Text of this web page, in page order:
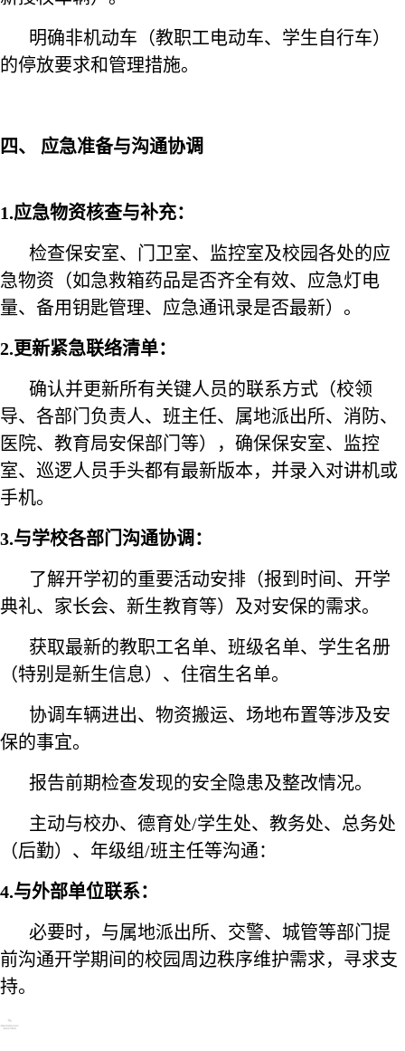
明确非机动车（教职工电动车、学生自行车）
的停放要求和管理措施。
四、 应急准备与沟通协调
1.应急物资核查与补充：
检查保安室、门卫室、监控室及校园各处的应
急物资（如急救箱药品是否齐全有效、应急灯电
量、备用钥匙管理、应急通讯录是否最新）。
2.更新紧急联络清单：
确认并更新所有关键人员的联系方式（校领
导、各部门负责人、班主任、属地派出所、消防、
医院、教育局安保部门等），确保保安室、监控
室、巡逻人员手头都有最新版本，并录入对讲机或
手机。
3.与学校各部门沟通协调：
了解开学初的重要活动安排（报到时间、开学
典礼、家长会、新生教育等）及对安保的需求。
获取最新的教职工名单、班级名单、学生名册
（特别是新生信息）、住宿生名单。
协调车辆进出、物资搬运、场地布置等涉及安
保的事宜。
报告前期检查发现的安全隐患及整改情况。
主动与校办、德育处/学生处、教务处、总务处
（后勤）、年级组/班主任等沟通：
4.与外部单位联系：
必要时，与属地派出所、交警、城管等部门提
前沟通开学期间的校园周边秩序维护需求，寻求支
持。